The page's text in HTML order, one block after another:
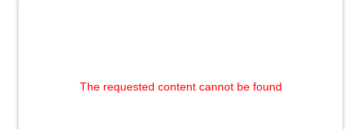
The requested content cannot be found